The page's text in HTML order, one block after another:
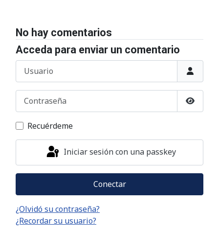
No hay comentarios
Acceda para enviar un comentario
Usuario
Contraseña
Recuérdeme
Iniciar sesión con una passkey
Conectar
¿Olvidó su contraseña?
¿Recordar su usuario?